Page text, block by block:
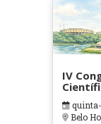
IV
em
quinta-
Belo